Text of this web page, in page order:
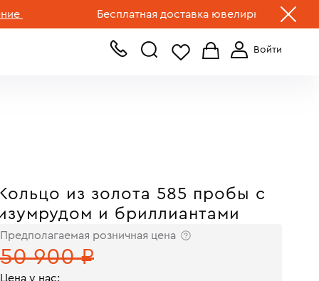
Бесплатная доставка ювелирных изделий по
+7 (499) 519-00-00
Кольцо из золота 585 пробы с
и бриллиантами
Предполагаемая розничная цена
50 900 ₽
Цена у нас: